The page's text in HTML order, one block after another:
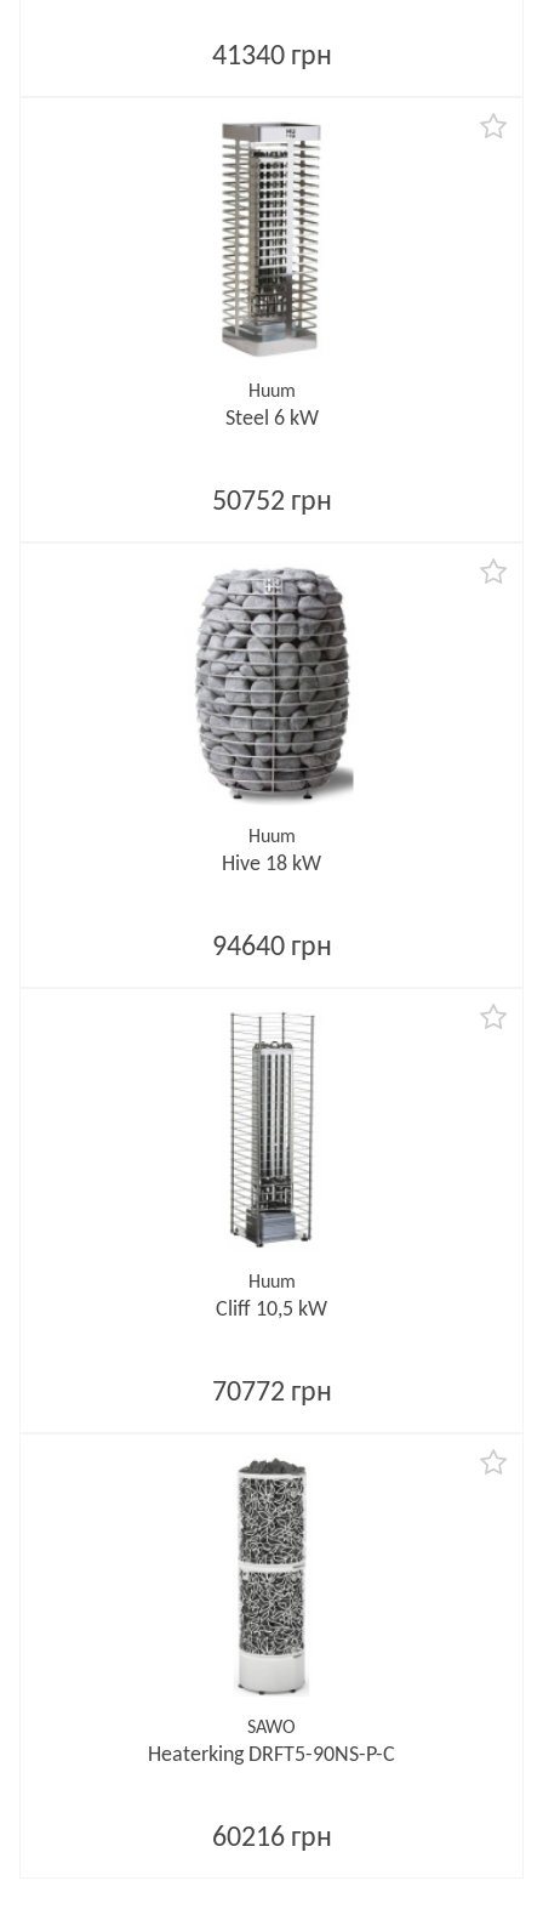
41340 грн
Huum
Steel 6 kW
50752 грн
Huum
Hive 18 kW
94640 грн
Huum
Cliff 10,5 kW
70772 грн
SAWO
Heaterking DRFT5-90NS-P-C
60216 грн